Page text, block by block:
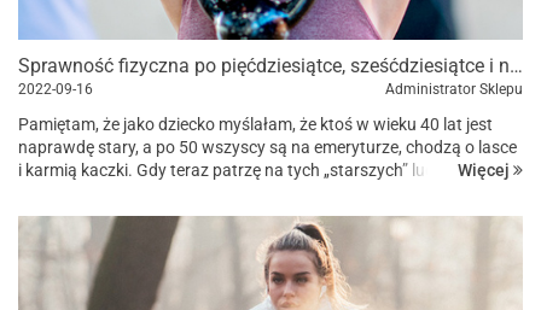
Sprawność fizyczna po pięćdziesiątce, sześćdziesiątce i nie tylko
2022-09-16 Administrator Sklepu
Pamiętam, że jako dziecko myślałam, że ktoś w wieku 40 lat jest
naprawdę stary, a po 50 wszyscy są na emeryturze, chodzą o lasce
i karmią kaczki. Gdy teraz patrzę na tych „starszych” ludzi, wydaje
Więcej